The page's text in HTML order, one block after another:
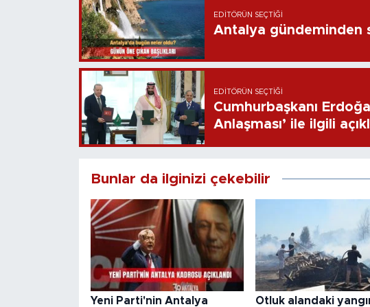
EDITÖRÜN SEÇTIĞI
Antalya gündeminden
EDITÖRÜN SEÇTIĞI
Cumhurbaşkanı
Anlaşması’ ile ilgili
Bunlar da ilginizi çekebilir
Yeni Parti'nin Antalya
Otluk alandaki